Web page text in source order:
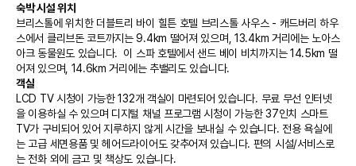
숙박 시설 위치
브리스톨에 위치한 더블트리 바이 힐튼 호텔 브리스톨 사우스 - 캐드버리 하우
스에서 클리브돈 코트까지는 9.4km 떨어져 있으며, 13.4km 거리에는 노아스
아크 동물원도 있습니다.  이 스파 호텔에서 샌드 베이 비치까지는 14.5km 떨
어져 있으며, 14.6km 거리에는 추밸리도 있습니다.
객실
LCD TV 시청이 가능한 132개 객실이 마련되어 있습니다. 무료 무선 인터넷
을 이용하실 수 있으며 디지털 채널 프로그램 시청이 가능한 37인치 스마트
TV가 구비되어 있어 지루하지 않게 시간을 보내실 수 있습니다. 전용 욕실에
는 고급 세면용품 및 헤어드라이어도 갖추어져 있습니다. 편의 시설/서비스로
는 전화 외에 금고 및 책상도 있습니다.